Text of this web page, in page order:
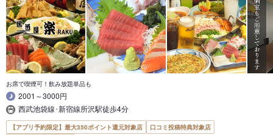
お席で喫煙可！飲み放題単品も
2001～3000円
西武池袋線･新宿線所沢駅徒歩4分
【アプリ予約限定】最大350ポイント還元対象店
口コミ投稿特典対象店